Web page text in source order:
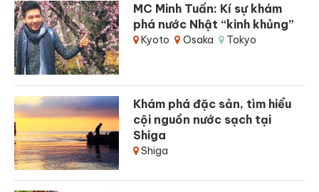
MC Minh Tuấn: Kí sự khám
phá nước Nhật “kinh khủng”
Kyoto Osaka Tokyo
Khám phá đặc sản, tìm hiểu
cội nguồn nước sạch tại
Shiga
Shiga